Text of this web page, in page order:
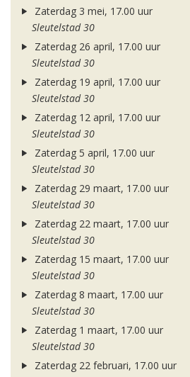
Zaterdag 3 mei, 17.00 uur
Sleutelstad 30
Zaterdag 26 april, 17.00 uur
Sleutelstad 30
Zaterdag 19 april, 17.00 uur
Sleutelstad 30
Zaterdag 12 april, 17.00 uur
Sleutelstad 30
Zaterdag 5 april, 17.00 uur
Sleutelstad 30
Zaterdag 29 maart, 17.00 uur
Sleutelstad 30
Zaterdag 22 maart, 17.00 uur
Sleutelstad 30
Zaterdag 15 maart, 17.00 uur
Sleutelstad 30
Zaterdag 8 maart, 17.00 uur
Sleutelstad 30
Zaterdag 1 maart, 17.00 uur
Sleutelstad 30
Zaterdag 22 februari, 17.00 uur